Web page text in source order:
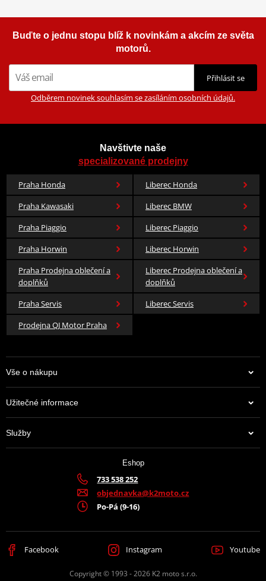
Buďte o jednu stopu blíž k novinkám a akcím ze světa
motorů.
Přihlásit se
Odběrem novinek souhlasím se zasíláním osobních údajů.
Navštivte naše
specializované prodejny
Praha Honda
Liberec Honda
Praha Kawasaki
Liberec BMW
Praha Piaggio
Liberec Piaggio
Praha Horwin
Liberec Horwin
Praha Prodejna oblečení a
doplňků
Liberec Prodejna oblečení a
doplňků
Praha Servis
Liberec Servis
Prodejna QJ Motor Praha
Vše o nákupu
Užitečné informace
Služby
Eshop
733 538 252
objednavka@k2moto.cz
Po-Pá (9-16)
Facebook Instagram Youtube
Copyright © 1993 - 2026 K2 moto s.r.o.